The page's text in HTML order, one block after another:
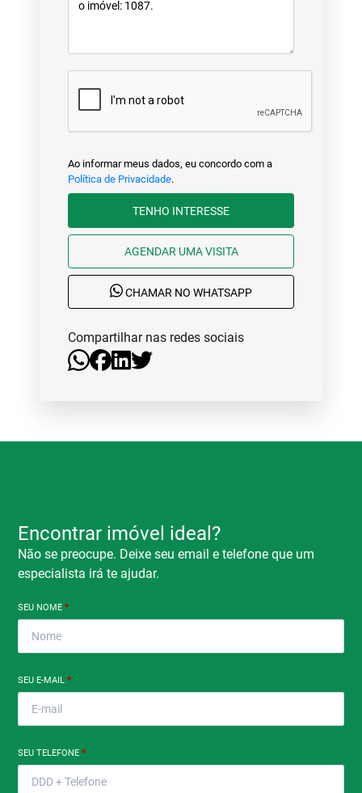
Ao informar meus dados, eu concordo com a
Política de Privacidade.
TENHO INTERESSE
AGENDAR UMA VISITA
CHAMAR NO WHATSAPP
Compartilhar nas redes sociais
Encontrar imóvel ideal?
Não se preocupe. Deixe seu email e telefone que um
especialista irá te ajudar.
SEU NOME*
SEU E-MAIL*
SEU TELEFONE*